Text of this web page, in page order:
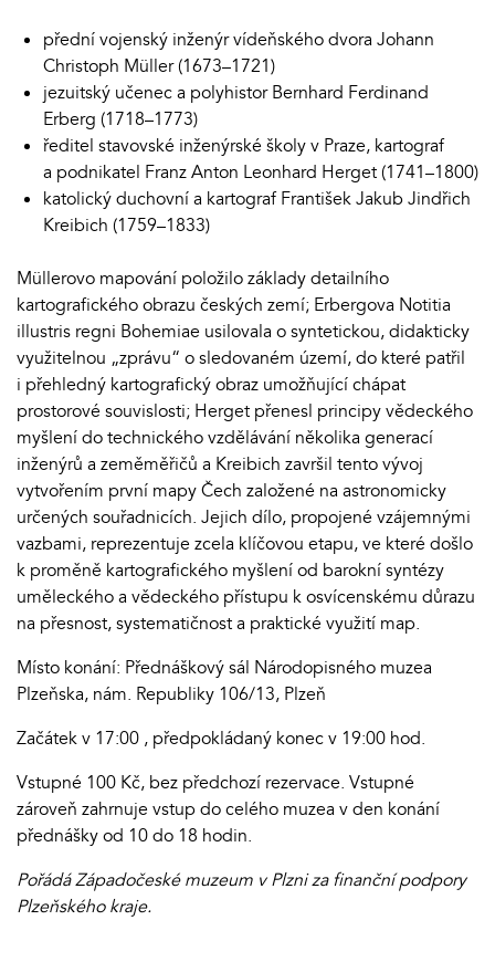
přední vojenský inženýr vídeňského dvora Johann
Christoph Müller (1673–1721)
jezuitský učenec a polyhistor Bernhard Ferdinand
Erberg (1718–1773)
ředitel stavovské inženýrské školy v Praze, kartograf
a podnikatel Franz Anton Leonhard Herget (1741–1800)
katolický duchovní a kartograf František Jakub Jindřich
Kreibich (1759–1833)
Müllerovo mapování položilo základy detailního
kartografického obrazu českých zemí; Erbergova Notitia
illustris regni Bohemiae usilovala o syntetickou, didakticky
využitelnou „zprávu“ o sledovaném území, do které patřil
i přehledný kartografický obraz umožňující chápat
prostorové souvislosti; Herget přenesl principy vědeckého
myšlení do technického vzdělávání několika generací
inženýrů a zeměměřičů a Kreibich završil tento vývoj
vytvořením první mapy Čech založené na astronomicky
určených souřadnicích. Jejich dílo, propojené vzájemnými
vazbami, reprezentuje zcela klíčovou etapu, ve které došlo
k proměně kartografického myšlení od barokní syntézy
uměleckého a vědeckého přístupu k osvícenskému důrazu
na přesnost, systematičnost a praktické využití map.
Místo konání: Přednáškový sál Národopisného muzea
Plzeňska, nám. Republiky 106/13, Plzeň
Začátek v 17:00 , předpokládaný konec v 19:00 hod.
Vstupné 100 Kč, bez předchozí rezervace. Vstupné
zároveň zahrnuje vstup do celého muzea v den konání
přednášky od 10 do 18 hodin.
Pořádá Západočeské muzeum v Plzni za finanční podpory
Plzeňského kraje.